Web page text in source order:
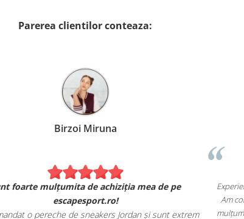
Parerea clientilor conteaza:
Birzoi Miruna
Sunt foarte mulțumita de achiziția mea de pe
escapesport.ro!
Am comandat o pereche de sneakers Jordan și sunt extrem